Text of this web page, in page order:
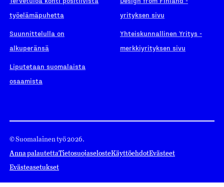
työelämäpuhetta
Suunnittelulla on
alkuperänsä
Liputetaan suomalaista
osaamista
yrityksen sivu
Yhteiskunnallinen Yritys -
merkkiyrityksen sivu
© Suomalainen työ 2026.
Anna palautettaTietosuojaselosteKäyttöehdotEvästeet
Evästeasetukset